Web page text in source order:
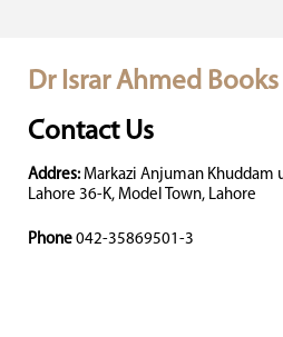
Dr Israr Ahmed Books
Contact Us
Addres: Markazi Anjuman Khuddam
Lahore 36-K, Model Town, Lahore
Phone 042-35869501-3